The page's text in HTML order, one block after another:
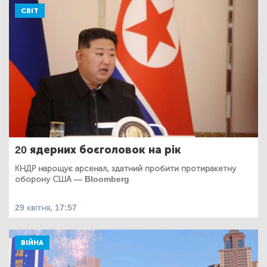
СВІТ
20 ядерних боєголовок на рік
КНДР нарощує арсенал, здатний пробити протиракетну
оборону США — Bloomberg
29 квітня, 17:57
ВІЙНА